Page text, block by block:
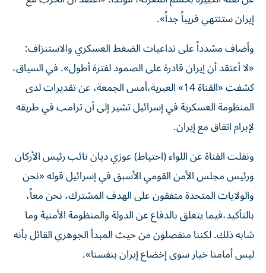
إيران ستنتهي قريباً جداً».
وأضاف مشدداً على تداعيات الضغط العسكري والاستنزاف:
«لا أعتقد أن إيران قادرة على الصمود لفترة أطول». في السياق،
كشفت «القناة 14» العبرية،أمس الجمعة، عن تقديرات لدى
المنظومة العسكرية في إسرائيل تشير إلى أن ترامب في طريقه
لإبرام اتفاق مع إيران.
ونقلت القناة عن اللواء (احتياط) عوزي ديان نائب رئيس الأركان
ورئيس مجلس الأمن القومي الأسبق في إسرائيل قوله «نحن
والولايات المتحدة متفقون على الهدف المشترك، نحن معاً،
بالتأكيد،فيما يتعلق بالدفاع عن الدولة والمنظومة الأمنية وما
شابه ذلك. لكننا منفصلون من حيث المبدأ الجوهري القائل بأنه
ليس أمامنا خيار سوى إخضاع إيران بنفسنا».